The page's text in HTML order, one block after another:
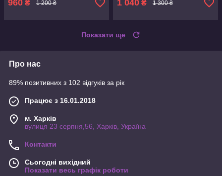
960 ₴ 1 200 ₴ 1 040 ₴ 1 300 ₴
Показати ще
Про нас
89% позитивних з 102 відгуків за рік
Працює з 16.01.2018
м. Харків
вулиця 23 серпня,56, Харків, Україна
Контакти
Сьогодні вихідний
Показати весь графік роботи